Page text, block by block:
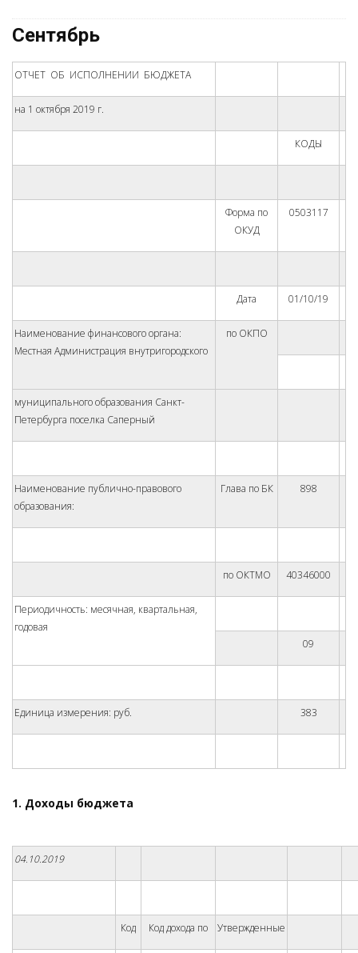
Сентябрь
ОТЧЕТ ОБ ИСПОЛНЕНИИ БЮДЖЕТА
на 1 октября 2019 г.
КОДЫ
Форма по
ОКУД
0503117
Дата 01/10/19
Наименование финансового органа:
Местная Администрация внутригородского
по ОКПО
муниципального образования Санкт-
Петербурга поселка Саперный
Наименование публично-правового
образования:
Глава по БК 898
по ОКТМО 40346000
Периодичность: месячная, квартальная,
годовая
09
Единица измерения: руб. 383
1. Доходы бюджета
04.10.2019
Код Код дохода по Утвержденные